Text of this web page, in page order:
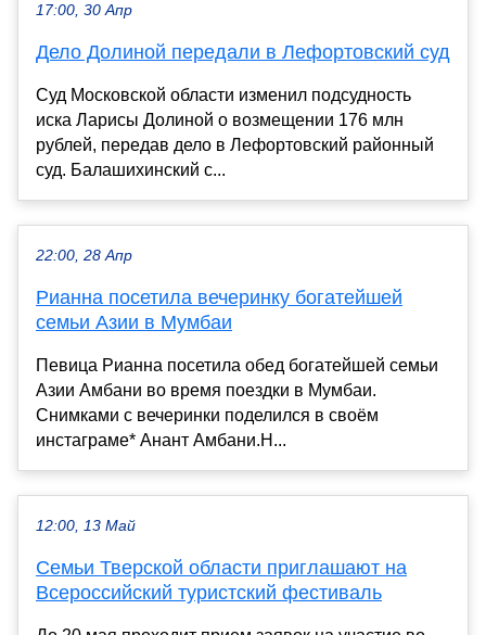
17:00, 30 Апр
Дело Долиной передали в Лефортовский суд
Суд Московской области изменил подсудность
иска Ларисы Долиной о возмещении 176 млн
рублей, передав дело в Лефортовский районный
суд. Балашихинский с...
22:00, 28 Апр
Рианна посетила вечеринку богатейшей
семьи Азии в Мумбаи
Певица Рианна посетила обед богатейшей семьи
Азии Амбани во время поездки в Мумбаи.
Снимками с вечеринки поделился в своём
инстаграме* Анант Амбани.Н...
12:00, 13 Май
Семьи Тверской области приглашают на
Всероссийский туристский фестиваль